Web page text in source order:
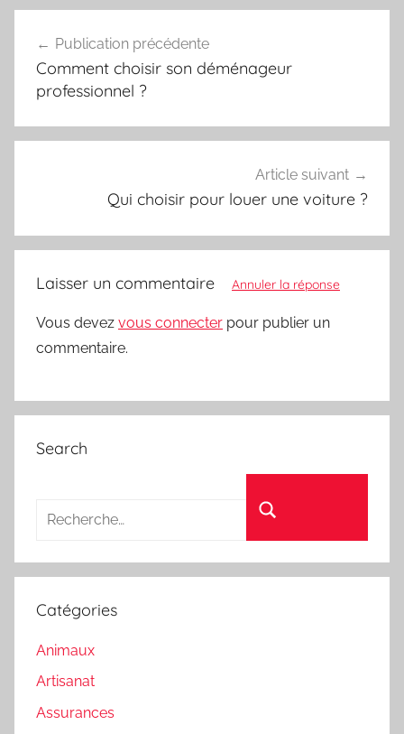
de
l’article
Publication précédente
Comment choisir son déménageur
professionnel ?
Article suivant
Qui choisir pour louer une voiture ?
Laisser un commentaire Annuler la réponse
Vous devez vous connecter pour publier un
commentaire.
Search
Catégories
Animaux
Artisanat
Assurances